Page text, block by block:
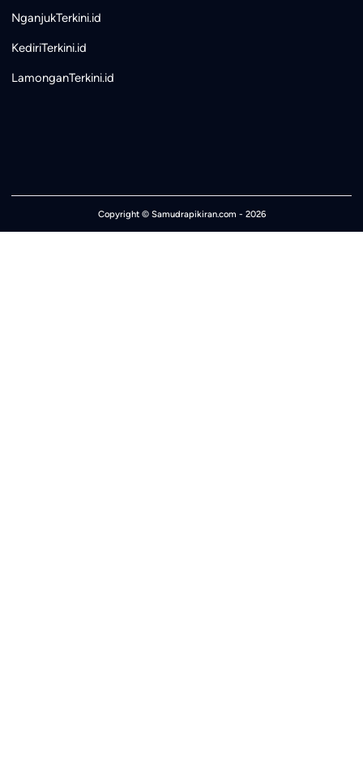
NganjukTerkini.id
KediriTerkini.id
LamonganTerkini.id
Copyright © Samudrapikiran.com - 2026